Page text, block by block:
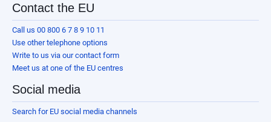
Contact the EU
Call us 00 800 6 7 8 9 10 11
Use other telephone options
Write to us via our contact form
Meet us at one of the EU centres
Social media
Search for EU social media channels